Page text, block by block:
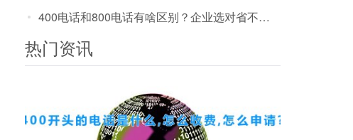
400电话和800电话有啥区别？企业选对省不少钱
热门资讯